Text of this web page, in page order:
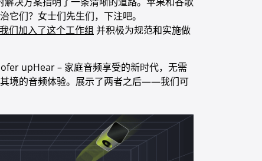
它们？女士们先生们，下注吧。
我们加入了这个工作组 并积极为规范和实施做
upHear – 家庭音频享受的新时代，无需
境的音频体验。展示了两者之后——我们可